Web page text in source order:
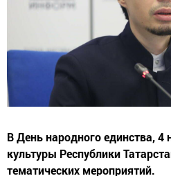
В День народного единства, 4
культуры Республики
тематических мероприятий.